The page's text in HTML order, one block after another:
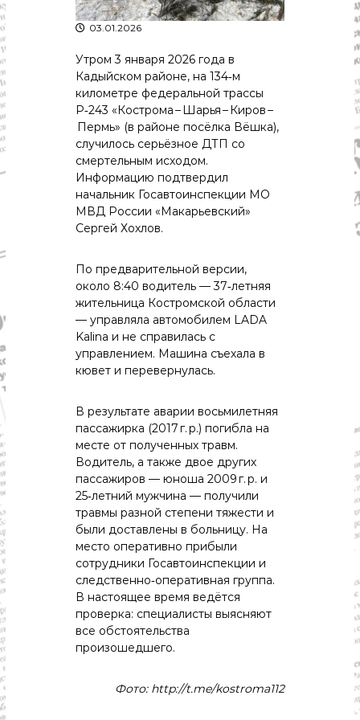
р
а
д
а
"
К
т
р
м
ы
и
К
о
с
р
о
о
й
о
б
л
с
т
Н
о
в
о
с
т
,
п
о
л
и
т
к
а
о
03.01.2026
Утром 3 января 2026 года в
Кадыйском районе, на 134‑м
километре федеральной трассы
Р‑243 «Кострома – Шарья – Киров –
Пермь» (в районе посёлка Вёшка),
случилось серьёзное ДТП со
смертельным исходом.
Информацию подтвердил
начальник Госавтоинспекции МО
МВД России «Макарьевский»
Сергей Хохлов.
По предварительной версии,
около 8:40 водитель — 37‑летняя
жительница Костромской области
— управляла автомобилем LADA
Kalina и не справилась с
управлением. Машина съехала в
кювет и перевернулась.
В результате аварии восьмилетняя
пассажирка (2017 г. р.) погибла на
месте от полученных травм.
Водитель, а также двое других
пассажиров — юноша 2009 г. р. и
25‑летний мужчина — получили
травмы разной степени тяжести и
были доставлены в больницу. На
место оперативно прибыли
сотрудники Госавтоинспекции и
следственно‑оперативная группа.
В настоящее время ведётся
проверка: специалисты выясняют
все обстоятельства
произошедшего.
Фото: http://t.me/kostroma112